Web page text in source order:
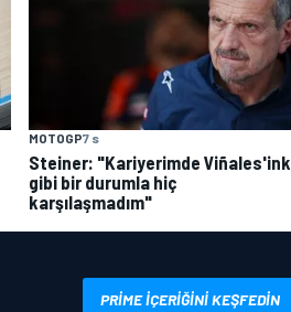
MOTOGP7 s
Steiner: "Kariyerimde
gibi bir durumla hiç
karşılaşmadım"
PRIME IÇERIĞINI KEŞFEDIN